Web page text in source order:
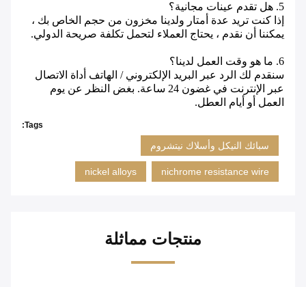
5. هل تقدم عينات مجانية؟
إذا كنت تريد عدة أمتار ولدينا مخزون من حجم الخاص بك ،
يمكننا أن نقدم ، يحتاج العملاء لتحمل تكلفة صريحة الدولي.
6. ما هو وقت العمل لدينا؟
سنقدم لك الرد عبر البريد الإلكتروني / الهاتف أداة الاتصال
عبر الإنترنت في غضون 24 ساعة.
بغض النظر عن يوم
العمل أو أيام العطل.
Tags:
سبائك النيكل وأسلاك نيتشروم
nichrome resistance wire
nickel alloys
منتجات مماثلة